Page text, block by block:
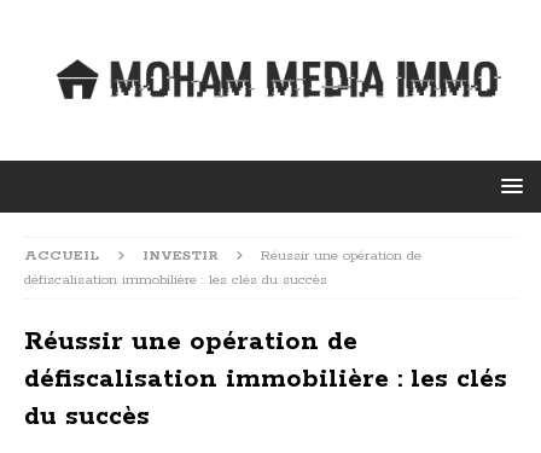
ACCUEIL INVESTIR
Réussir une opération de
défiscalisation immobilière : les clés du succès
Réussir une opération de
défiscalisation immobilière : les clés
du succès